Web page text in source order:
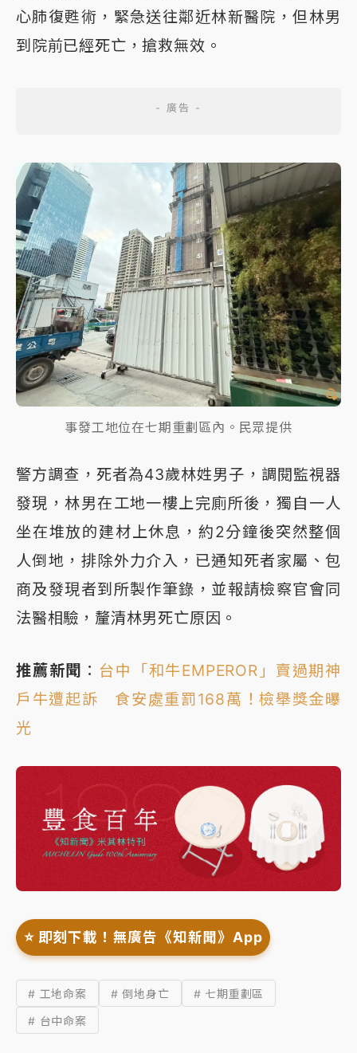
心肺復甦術，緊急送往鄰近林新醫院，但林男
到院前已經死亡，搶救無效。
事發工地位在七期重劃區內。民眾提供
警方調查，死者為43歲林姓男子，調閱監視器
發現，林男在工地一樓上完廁所後，獨自一人
坐在堆放的建材上休息，約2分鐘後突然整個
人倒地，排除外力介入，已通知死者家屬、包
商及發現者到所製作筆錄，並報請檢察官會同
法醫相驗，釐清林男死亡原因。
推薦新聞 ： 台中「和牛EMPEROR」賣過期神
戶牛遭起訴 食安處重罰168萬！檢舉獎金曝
光
⭐️ 即刻下載！無廣告《知新聞》App
# 工地命案 # 倒地身亡
# 七期重劃區
# 台中命案